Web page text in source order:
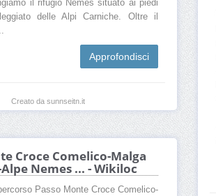
il rifugio Nemes situato ai piedi
delle Alpi Carniche. Oltre il
Approfondisci
Creato da sunnseitn.it
Croce Comelico-Malga
Nemes ... - Wikiloc
Passo Monte Croce Comelico-